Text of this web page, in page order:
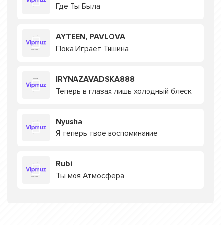
Где Ты Была
AYTEEN, PAVLOVA
Пока Играет Тишина
IRYNAZAVADSKA888
Теперь в глазах лишь холодный блеск
Nyusha
Я теперь твое воспоминание
Rubi
Ты моя Атмосфера